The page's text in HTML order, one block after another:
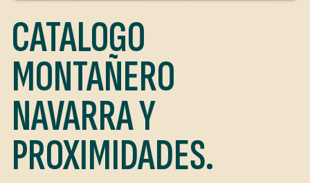
CATALOGO
MONTAÑERO
NAVARRA Y
PROXIMIDADES.